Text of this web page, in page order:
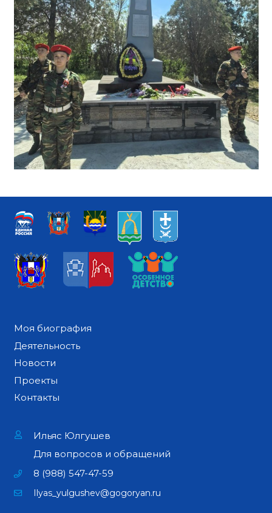
Моя биография
Деятельность
Новости
Проекты
Контакты
Ильяс Юлгушев
Для вопросов и обращений
8 (988) 547-47-59
Ilyas_yulgushev@gogoryan.ru